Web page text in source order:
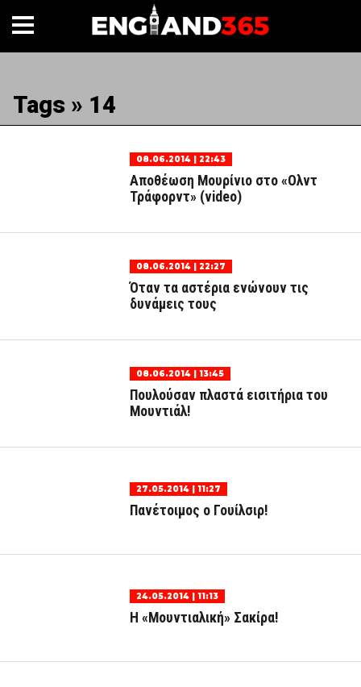
Tags » 14
08.06.2014 | 22:43
Αποθέωση Μουρίνιο στο «Ολντ
Τράφορντ» (video)
08.06.2014 | 22:27
Όταν τα αστέρια ενώνουν τις
δυνάμεις τους
08.06.2014 | 13:45
Πουλούσαν πλαστά εισιτήρια του
Μουντιάλ!
27.05.2014 | 11:27
Πανέτοιμος ο Γουίλσιρ!
24.05.2014 | 11:13
Η «Μουντιαλική» Σακίρα!